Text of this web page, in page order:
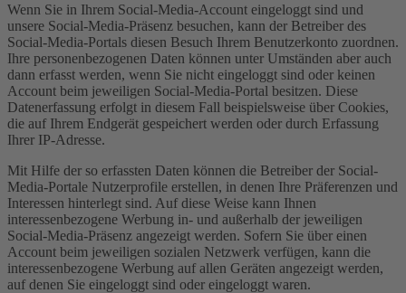
Wenn Sie in Ihrem Social-Media-Account eingeloggt sind und
unsere Social-Media-Präsenz besuchen, kann der Betreiber des
Social-Media-Portals diesen Besuch Ihrem Benutzerkonto zuordnen.
Ihre personenbezogenen Daten können unter Umständen aber auch
dann erfasst werden, wenn Sie nicht eingeloggt sind oder keinen
Account beim jeweiligen Social-Media-Portal besitzen. Diese
Datenerfassung erfolgt in diesem Fall beispielsweise über Cookies,
die auf Ihrem Endgerät gespeichert werden oder durch Erfassung
Ihrer IP-Adresse.
Mit Hilfe der so erfassten Daten können die Betreiber der Social-
Media-Portale Nutzerprofile erstellen, in denen Ihre Präferenzen und
Interessen hinterlegt sind. Auf diese Weise kann Ihnen
interessenbezogene Werbung in- und außerhalb der jeweiligen
Social-Media-Präsenz angezeigt werden. Sofern Sie über einen
Account beim jeweiligen sozialen Netzwerk verfügen, kann die
interessenbezogene Werbung auf allen Geräten angezeigt werden,
auf denen Sie eingeloggt sind oder eingeloggt waren.